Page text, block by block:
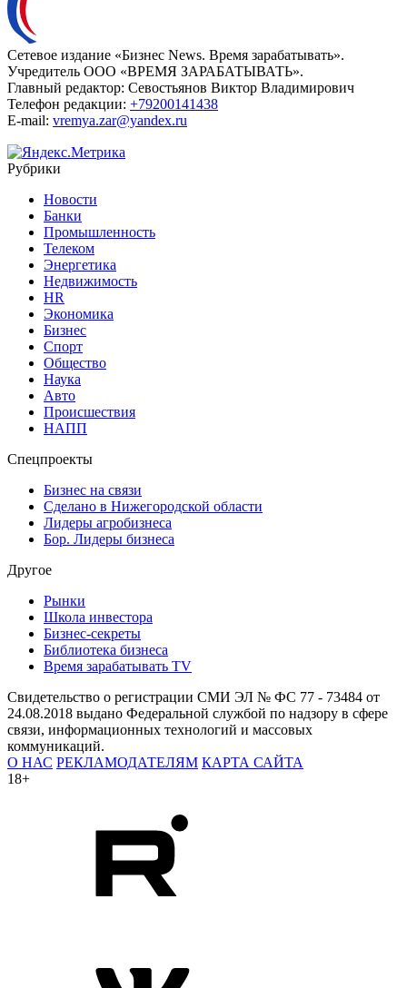
Сетевое издание «Бизнес News. Время зарабатывать».
Учредитель ООО «ВРЕМЯ ЗАРАБАТЫВАТЬ».
Главный редактор: Севостьянов Виктор Владимирович
Телефон редакции: +79200141438
E-mail: vremya.zar@yandex.ru
Рубрики
Новости
Банки
Промышленность
Телеком
Энергетика
Недвижимость
HR
Экономика
Бизнес
Спорт
Общество
Наука
Авто
Происшествия
НАПП
Спецпроекты
Бизнес на связи
Сделано в Нижегородской области
Лидеры агробизнеса
Бор. Лидеры бизнеса
Другое
Рынки
Школа инвестора
Бизнес-секреты
Библиотека бизнеса
Время зарабатывать TV
Свидетельство о регистрации СМИ ЭЛ № ФС 77 - 73484 от
24.08.2018 выдано Федеральной службой по надзору в сфере
связи, информационных технологий и массовых
коммуникаций.
О НАС РЕКЛАМОДАТЕЛЯМ КАРТА САЙТА
18+